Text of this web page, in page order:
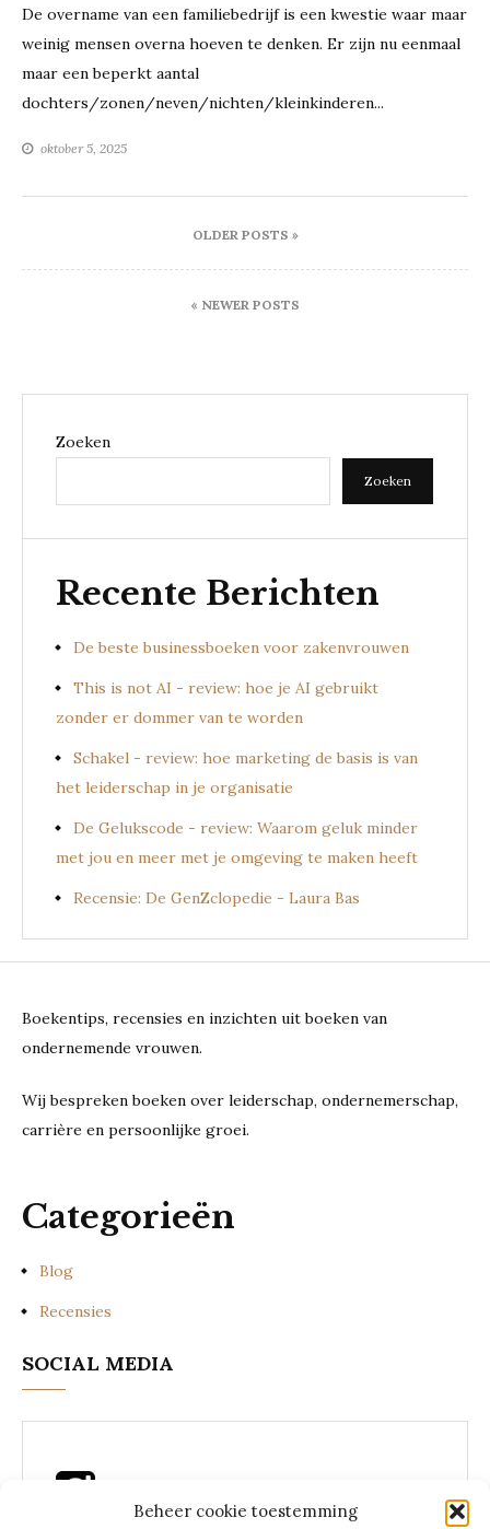
Beheer cookie toestemming
De overname van een familiebedrijf is een kwestie waar maar
weinig mensen overna hoeven te denken. Er zijn nu eenmaal
maar een beperkt aantal
dochters/zonen/neven/nichten/kleinkinderen...
oktober 5, 2025
Berichtennavigatie
OLDER POSTS »
« NEWER POSTS
Zoeken
Zoeken
Recente Berichten
De beste businessboeken voor zakenvrouwen
This is not AI - review: hoe je AI gebruikt
zonder er dommer van te worden
Schakel - review: hoe marketing de basis is van
het leiderschap in je organisatie
De Gelukscode - review: Waarom geluk minder
met jou en meer met je omgeving te maken heeft
Recensie: De GenZclopedie - Laura Bas
Boekentips, recensies en inzichten uit boeken van
ondernemende vrouwen.
Wij bespreken boeken over leiderschap, ondernemerschap,
carrière en persoonlijke groei.
Categorieën
Blog
Recensies
SOCIAL MEDIA